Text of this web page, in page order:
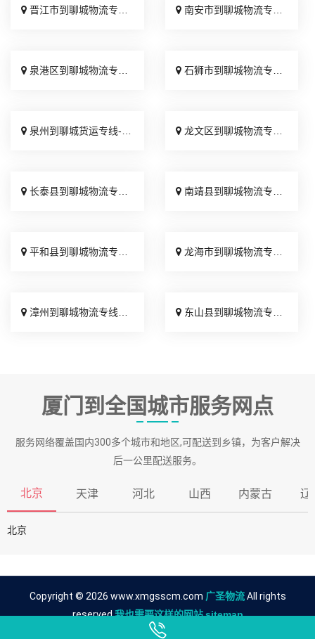
晋江市到聊城物流专线_多少一吨「服务周到」 南安市到聊城物流专线_门到门接送「多少一吨」
泉港区到聊城物流专线_随叫随到「多久时间」 石狮市到聊城物流专线_诚信为先「直达往返」
泉州到聊城货运专线-泉州到聊城物流公司_运费多少「高效运输」 龙文区到聊城物流专线_天天发车「专线查询」
长泰县到聊城物流专线_多年经验「快速响应」 南靖县到聊城物流专线_要几天到「运价查询」
平和县到聊城物流专线_不随意加价「快运有保障」 龙海市到聊城物流专线_全程定位「运价行情」
漳州到聊城物流专线_专业靠谱「送货到门」 东山县到聊城物流专线_全境配送「专线查询」
厦门到全国城市服务网点
服务网络覆盖国内300多个城市和地区,可配送到乡镇，为客户解决
后一公里配送服务。
北京 天津 河北 山西 内蒙古 辽
北京
Copyright © 2026 www.xmgsscm.com 广圣物流All rights
reserved.我也需要这样的网站sitemap